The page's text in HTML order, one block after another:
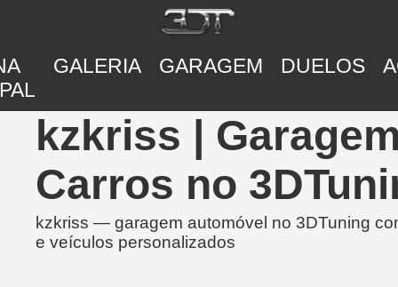
GALERIA GARAGEM DUELOS
kzkriss |
Carros no
kzkriss — garagem automóvel no 3DTuning
e veículos personalizados